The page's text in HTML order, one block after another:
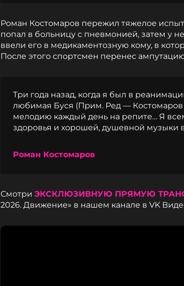
Роман Костомаров пережил тяжелое
попал в больницу с пневмонией, затем у
ввели его в медикаментозную кому, в
После этого спортсмен перенес
Три года назад, когда я был в
любимая Буся (Прим. Ред — Костомаров
мелодию каждый день на репите… Я
здоровья и хорошей, душевной музыки
Роман Костомаров
Смотри ЭКСКЛЮЗИВНУЮ ПРЯМУЮ
2026. Движение» в нашем канале в VK